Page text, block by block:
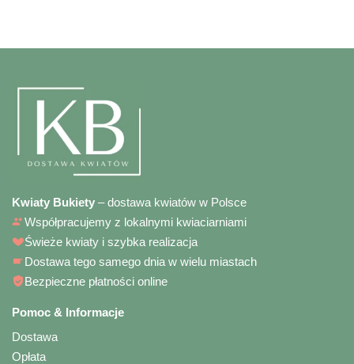
Kwiaty Bukiety – dostawa kwiatów w Polsce
Współpracujemy z lokalnymi kwiaciarniami
Świeże kwiaty i szybka realizacja
Dostawa tego samego dnia w wielu miastach
Bezpieczne płatności online
Pomoc & Informacje
Dostawa
Opłata